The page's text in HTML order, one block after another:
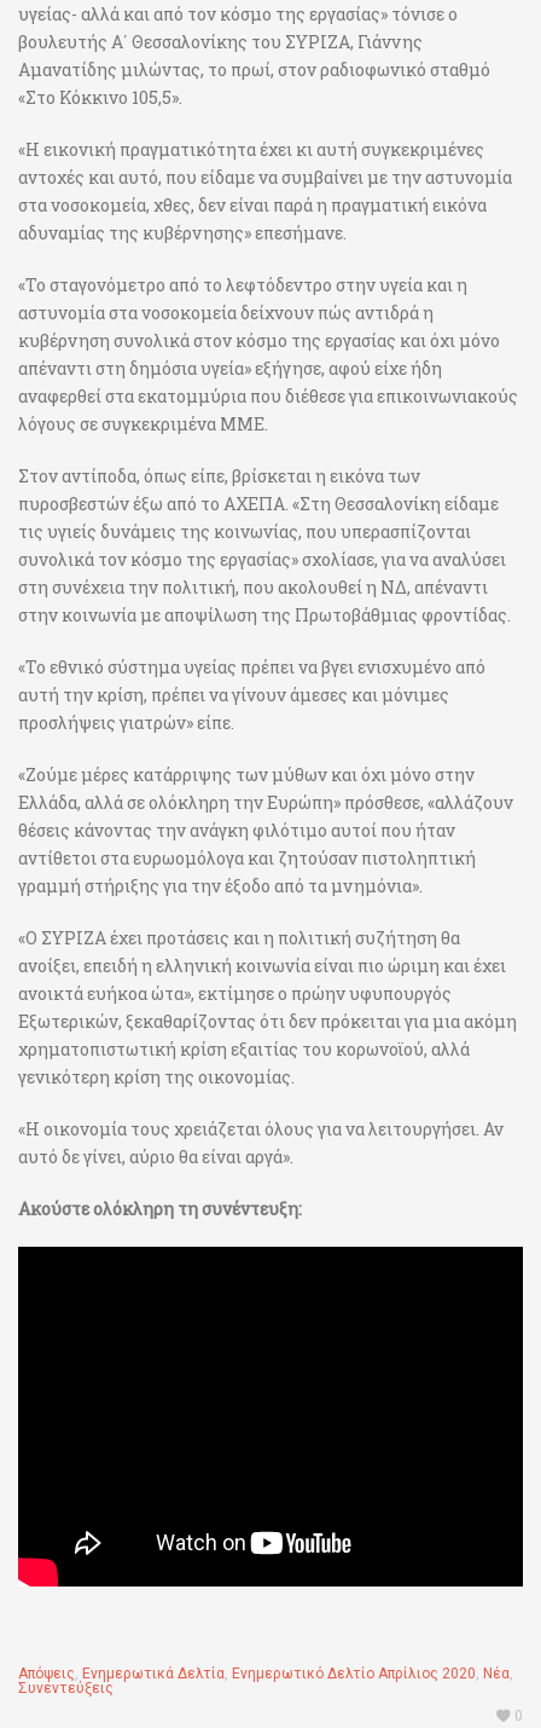
υγείας- αλλά και από τον κόσμο της εργασίας» τόνισε ο
βουλευτής Α΄ Θεσσαλονίκης του ΣΥΡΙΖΑ, Γιάννης
Αμανατίδης μιλώντας, το πρωί, στον ραδιοφωνικό σταθμό
«Στο Κόκκινο 105,5».
«Η εικονική πραγματικότητα έχει κι αυτή συγκεκριμένες
αντοχές και αυτό, που είδαμε να συμβαίνει με την αστυνομία
στα νοσοκομεία, χθες, δεν είναι παρά η πραγματική εικόνα
αδυναμίας της κυβέρνησης» επεσήμανε.
«Το σταγονόμετρο από το λεφτόδεντρο στην υγεία και η
αστυνομία στα νοσοκομεία δείχνουν πώς αντιδρά η
κυβέρνηση συνολικά στον κόσμο της εργασίας και όχι μόνο
απέναντι στη δημόσια υγεία» εξήγησε, αφού είχε ήδη
αναφερθεί στα εκατομμύρια που διέθεσε για επικοινωνιακούς
λόγους σε συγκεκριμένα ΜΜΕ.
Στον αντίποδα, όπως είπε, βρίσκεται η εικόνα των
πυροσβεστών έξω από το ΑΧΕΠΑ. «Στη Θεσσαλονίκη είδαμε
τις υγιείς δυνάμεις της κοινωνίας, που υπερασπίζονται
συνολικά τον κόσμο της εργασίας» σχολίασε, για να αναλύσει
στη συνέχεια την πολιτική, που ακολουθεί η ΝΔ, απέναντι
στην κοινωνία με αποψίλωση της Πρωτοβάθμιας φροντίδας.
«Το εθνικό σύστημα υγείας πρέπει να βγει ενισχυμένο από
αυτή την κρίση, πρέπει να γίνουν άμεσες και μόνιμες
προσλήψεις γιατρών» είπε.
«Ζούμε μέρες κατάρριψης των μύθων και όχι μόνο στην
Ελλάδα, αλλά σε ολόκληρη την Ευρώπη» πρόσθεσε, «αλλάζουν
θέσεις κάνοντας την ανάγκη φιλότιμο αυτοί που ήταν
αντίθετοι στα ευρωομόλογα και ζητούσαν πιστοληπτική
γραμμή στήριξης για την έξοδο από τα μνημόνια».
«Ο ΣΥΡΙΖΑ έχει προτάσεις και η πολιτική συζήτηση θα
ανοίξει, επειδή η ελληνική κοινωνία είναι πιο ώριμη και έχει
ανοικτά ευήκοα ώτα», εκτίμησε ο πρώην υφυπουργός
Εξωτερικών, ξεκαθαρίζοντας ότι δεν πρόκειται για μια ακόμη
χρηματοπιστωτική κρίση εξαιτίας του κορωνοϊού, αλλά
γενικότερη κρίση της οικονομίας.
«Η οικονομία τους χρειάζεται όλους για να λειτουργήσει. Αν
αυτό δε γίνει, αύριο θα είναι αργά».
Ακούστε ολόκληρη τη συνέντευξη:
Απόψεις, Ενημερωτικά Δελτία, Ενημερωτικό Δελτίο Απρίλιος 2020, Νέα,
Συνεντεύξεις
0